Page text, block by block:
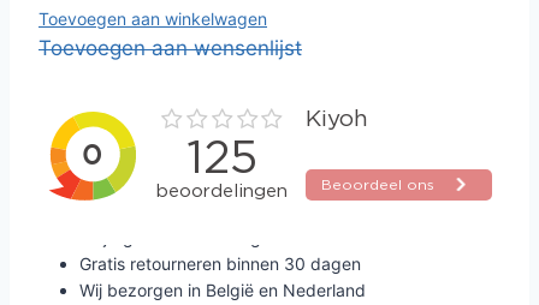
Toevoegen aan winkelwagen
Toevoegen aan wensenlijst
Gratis retourneren binnen 30 dagen
Wij bezorgen in België en Nederland